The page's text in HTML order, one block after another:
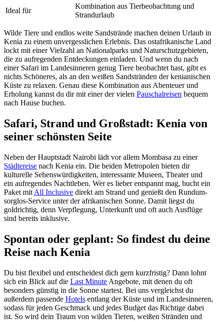
Ideal für
Kombination aus Tierbeobachtung und
Strandurlaub
Wilde Tiere und endlos weite Sandstrände machen deinen Urlaub in
Kenia zu einem unvergesslichen Erlebnis. Das ostafrikanische Land
lockt mit einer Vielzahl an Nationalparks und Naturschutzgebieten,
die zu aufregenden Entdeckungen einladen. Und wenn du nach
einer Safari im Landesinneren genug Tiere beobachtet hast, gibt es
nichts Schöneres, als an den weißen Sandstränden der kenianischen
Küste zu relaxen. Genau diese Kombination aus Abenteuer und
Erholung kannst du dir mit einer der vielen Pauschalreisen bequem
nach Hause buchen.
Safari, Strand und Großstadt: Kenia von
seiner schönsten Seite
Neben der Hauptstadt Nairobi lädt vor allem Mombasa zu einer
Städtereise nach Kenia ein. Die beiden Metropolen bieten dir
kulturelle Sehenswürdigkeiten, interessante Museen, Theater und
ein aufregendes Nachtleben. Wer es lieber entspannt mag, bucht ein
Paket mit All Inclusive direkt am Strand und genießt den Rundum-
sorglos-Service unter der afrikanischen Sonne. Damit liegst du
goldrichtig, denn Verpflegung, Unterkunft und oft auch Ausflüge
sind bereits inklusive.
Spontan oder geplant: So findest du deine
Reise nach Kenia
Du bist flexibel und entscheidest dich gern kurzfristig? Dann lohnt
sich ein Blick auf die Last Minute Angebote, mit denen du oft
besonders günstig in die Sonne startest. Bei uns vergleichst du
außerdem passende Hotels entlang der Küste und im Landesinneren,
sodass für jeden Geschmack und jedes Budget das Richtige dabei
ist. So wird dein Traum von wilden Tieren, weißen Stränden und